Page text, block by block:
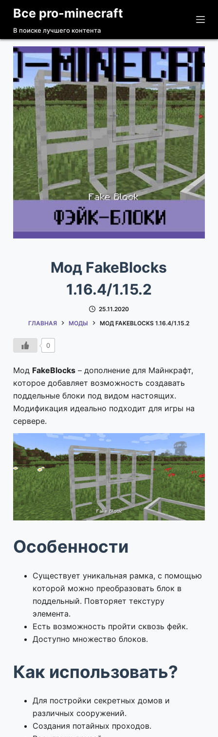
П
р
е
и
к
у
т
Все pro-minecraft
В поиске лучшего контента
Мод FakeBlocks
1.16.4/1.15.2
25.11.2020
ГЛАВНАЯ
МОДЫ МОД FAKEBLOCKS 1.16.4/1.15.2
0
Мод FakeBlocks– дополнение для Майнкрафт,
которое добавляет возможность создавать
поддельные блоки под видом настоящих.
Модификация идеально подходит для игры на
сервере.
Особенности
Существует уникальная рамка, с помощью
которой можно преобразовать блок в
поддельный. Повторяет текстуру
элемента.
Есть возможность пройти сквозь фейк.
Доступно множество блоков.
Как использовать?
Для постройки секретных домов и
различных сооружений.
Создания потайных проходов.